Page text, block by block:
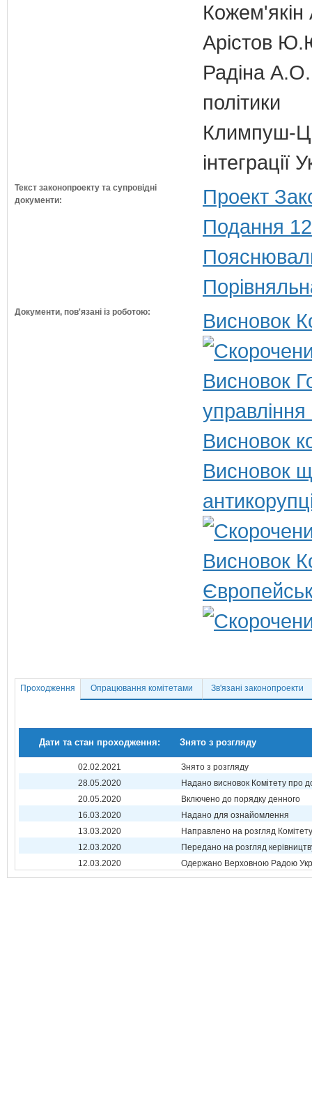
Кожем'якін
Арістов
Радіна А.О.
політики
Климпуш-
Текст законопроекту та супровідні
документи:
Проект
Подання
Документи, пов'язані із роботою: Висновок
Висновок
Висновок
Висновок
Висновок
Проходження Опрацювання комітетами Зв'язані законопроекти
Дати та стан проходження: Знято з розгляду
02.02.2021
Знято з розгляду
28.05.2020
Надано висновок Комітету про
20.05.2020
Включено до порядку денного
16.03.2020
Надано для ознайомлення
13.03.2020
Направлено на розгляд Комітету
12.03.2020
Передано на розгляд
12.03.2020
Одержано Верховною Радою